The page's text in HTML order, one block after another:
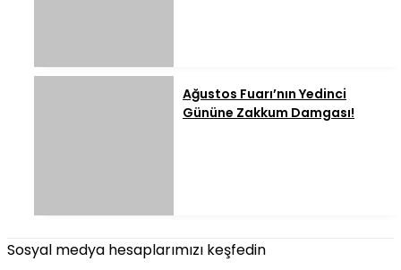
Ağustos Fuarı’nın Yedinci
Gününe Zakkum Damgası!
Sosyal medya hesaplarımızı keşfedin